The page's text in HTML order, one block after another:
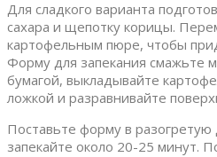
Для сладкого варианта
сахара и щепотку корицы.
картофельным пюре, чтобы
Форму для запекания смажьте
бумагой, выкладывайте
ложкой и разравнивайте
Поставьте форму в разогретую
запекайте около 20-25 минут.